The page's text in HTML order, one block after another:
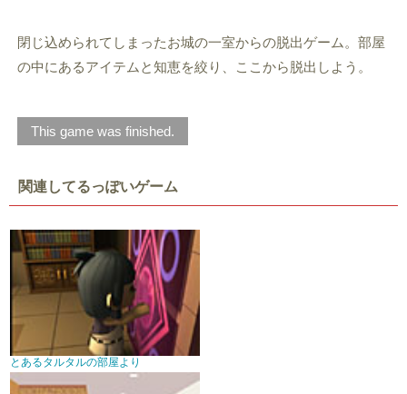
閉じ込められてしまったお城の一室からの脱出ゲーム。部屋
の中にあるアイテムと知恵を絞り、ここから脱出しよう。
This game was finished.
関連してるっぽいゲーム
とあるタルタルの部屋より